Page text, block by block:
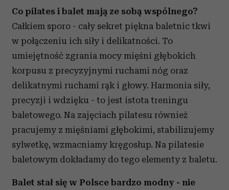
Co pilates i balet mają ze sobą wspólnego?
Całkiem sporo - cały sekret piękna baletnic tkwi
w połączeniu ich siły i delikatności. To
umiejętność zgrania mocy mięśni głębokich
korpusu z precyzyjnymi ruchami nóg oraz
delikatnymi ruchami rąk i głowy. Harmonia siły,
precyzji i wdzięku - to jest istota treningu
baletowego. Na zajęciach pilatesu również
pracujemy z mięśniami głębokimi, stabilizujemy
sylwetkę, wzmacniamy kręgosłup. Na pilatesie
baletowym dokładamy do tego elementy z baletu.
Balet stał się w Polsce bardzo modny - nie